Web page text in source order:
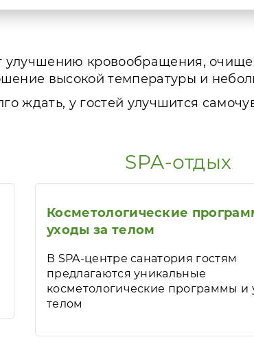
улучшению кровообращения,
высокой температуры и
ждать, у гостей улучшится
SPA-отдых
Косметологические
уходы за телом
В SPA-центре санатория гостям
предлагаются уникальные
косметологические программы и
телом